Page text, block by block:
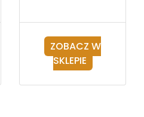
ZOBACZ W
SKLEPIE